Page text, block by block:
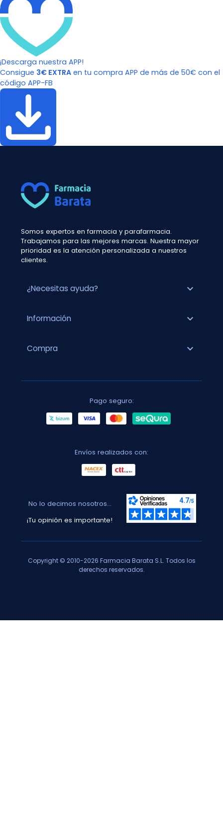
¡Descarga nuestra APP!
Consigue 3€ EXTRA en tu compra APP de más de 50€ con el
código APP-FB
Somos expertos en farmacia y parafarmacia.
Trabajamos para las mejores marcas. Nuestra mayor
prioridad es la atención personalizada a nuestros
clientes.
¿Necesitas ayuda? expand_more
Información expand_more
Compra expand_more
Pago seguro:
Envíos realizados con:
No lo decimos nosotros...
¡Tu opinión es importante!
Copyright © 2010-2026 Farmacia Barata S.L. Todos los
derechos reservados.